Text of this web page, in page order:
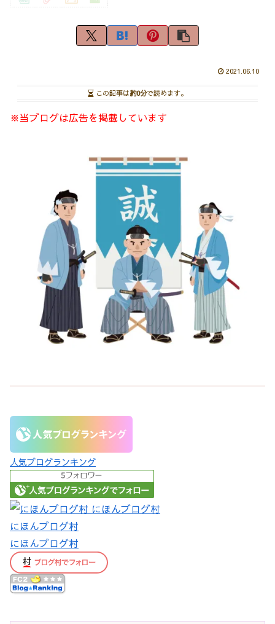
2021.06.10
この記事は約0分で読めます。
※当ブログは広告を掲載しています
人気ブログランキング
にほんブログ村
にほんブログ村